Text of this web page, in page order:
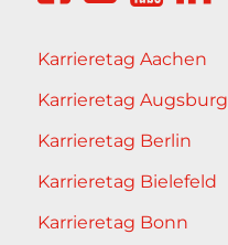
Karrieretag Aachen
Karrieretag Augsburg
Karrieretag Berlin
Karrieretag Bielefeld
Karrieretag Bonn